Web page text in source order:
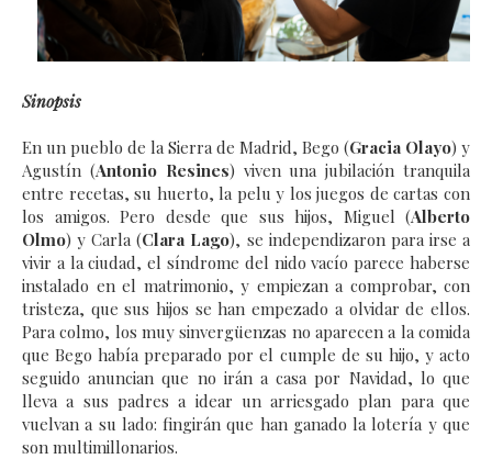
Sinopsis
En un pueblo de la Sierra de Madrid, Bego (Gracia Olayo) y
Agustín (Antonio Resines) viven una jubilación tranquila
entre recetas, su huerto, la pelu y los juegos de cartas con
los amigos. Pero desde que sus hijos, Miguel (Alberto
Olmo) y Carla (Clara Lago), se independizaron para irse a
vivir a la ciudad, el síndrome del nido vacío parece haberse
instalado en el matrimonio, y empiezan a comprobar, con
tristeza, que sus hijos se han empezado a olvidar de ellos.
Para colmo, los muy sinvergüenzas no aparecen a la comida
que Bego había preparado por el cumple de su hijo, y acto
seguido anuncian que no irán a casa por Navidad, lo que
lleva a sus padres a idear un arriesgado plan para que
vuelvan a su lado: fingirán que han ganado la lotería y que
son multimillonarios.